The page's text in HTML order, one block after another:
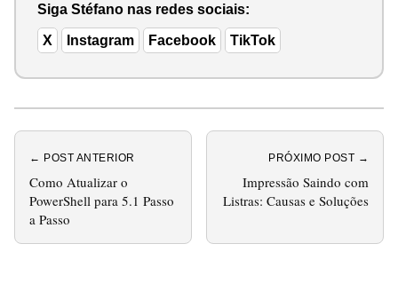
Siga Stéfano nas redes sociais:
X Instagram Facebook TikTok
← POST ANTERIOR
Como Atualizar o
PowerShell para 5.1 Passo
a Passo
PRÓXIMO POST →
Impressão Saindo com
Listras: Causas e Soluções